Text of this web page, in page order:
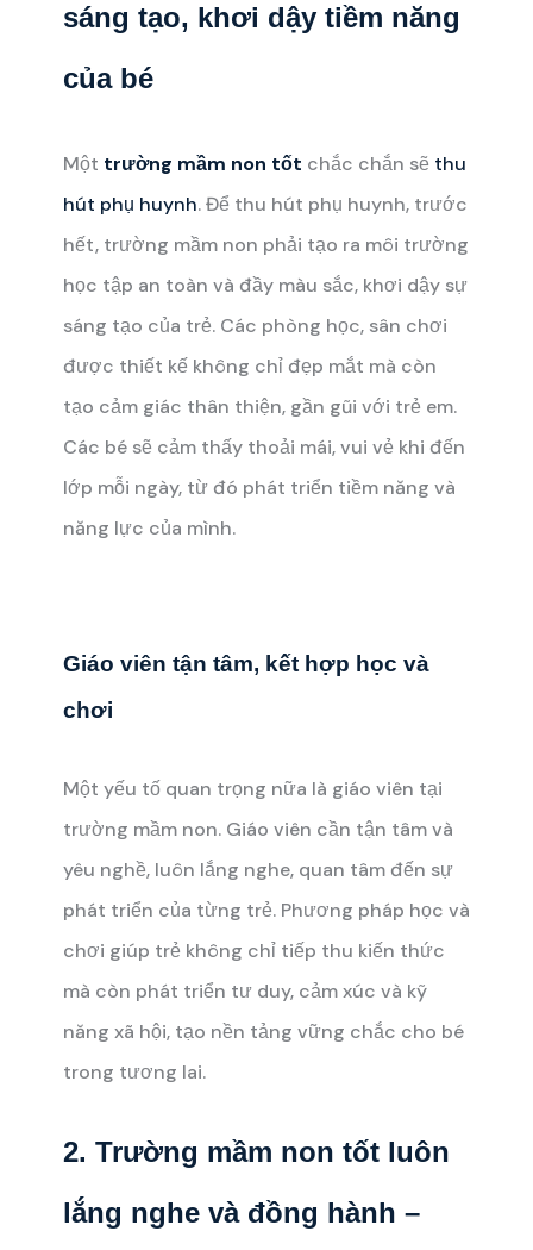
sáng tạo, khơi dậy tiềm năng
của bé
Một trường mầm non tốt chắc chắn sẽ thu
hút phụ huynh. Để thu hút phụ huynh, trước
hết, trường mầm non phải tạo ra môi trường
học tập an toàn và đầy màu sắc, khơi dậy sự
sáng tạo của trẻ. Các phòng học, sân chơi
được thiết kế không chỉ đẹp mắt mà còn
tạo cảm giác thân thiện, gần gũi với trẻ em.
Các bé sẽ cảm thấy thoải mái, vui vẻ khi đến
lớp mỗi ngày, từ đó phát triển tiềm năng và
năng lực của mình.
Giáo viên tận tâm, kết hợp học và
chơi
Một yếu tố quan trọng nữa là giáo viên tại
trường mầm non. Giáo viên cần tận tâm và
yêu nghề, luôn lắng nghe, quan tâm đến sự
phát triển của từng trẻ. Phương pháp học và
chơi giúp trẻ không chỉ tiếp thu kiến thức
mà còn phát triển tư duy, cảm xúc và kỹ
năng xã hội, tạo nền tảng vững chắc cho bé
trong tương lai.
2. Trường mầm non tốt luôn
lắng nghe và đồng hành –